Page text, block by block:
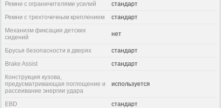
Ремни с ограничителями усилий
стандарт
Ремни с трехточечным креплением
стандарт
Механизм фиксации детских
сидений
нет
Брусья безопасности в дверях
стандарт
Brake Assist
стандарт
Конструкция кузова,
предусматривающая поглощение и
рассеивание энергии удара
используется
EBD
стандарт